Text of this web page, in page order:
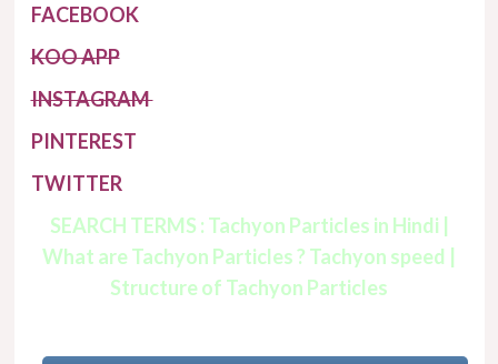
FACEBOOK
KOO APP
INSTAGRAM
PINTEREST
TWITTER
SEARCH TERMS : Tachyon Particles in Hindi |
What are Tachyon Particles ? Tachyon speed |
Structure of Tachyon Particles